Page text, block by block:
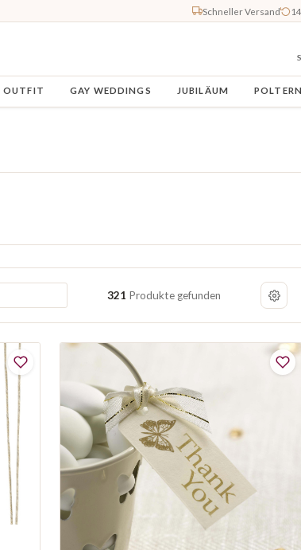
Schneller Versand
OUTFIT GAY WEDDINGS JUBILÄUM
321 Produkte gefunden